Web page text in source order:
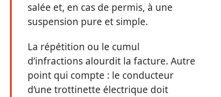
salée et, en cas de permis, à une
suspension pure et simple.
La répétition ou le cumul
d’infractions alourdit la facture. Autre
point qui compte : le conducteur
d’une trottinette électrique doit